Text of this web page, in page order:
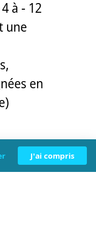
à - 12
une
en
J'ai compris